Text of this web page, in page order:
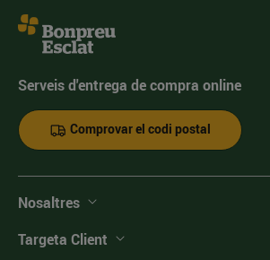
Serveis d'entrega de compra online
Comprovar el codi postal
Nosaltres
Targeta Client